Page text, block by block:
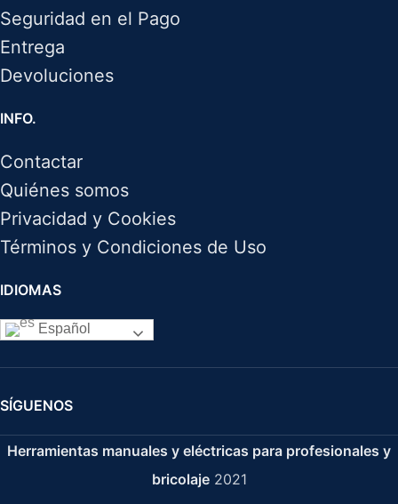
Seguridad en el Pago
Entrega
Devoluciones
INFO.
Contactar
Quiénes somos
Privacidad y Cookies
Términos y Condiciones de Uso
IDIOMAS
Español
SÍGUENOS
Herramientas manuales y eléctricas para profesionales y
bricolaje 2021